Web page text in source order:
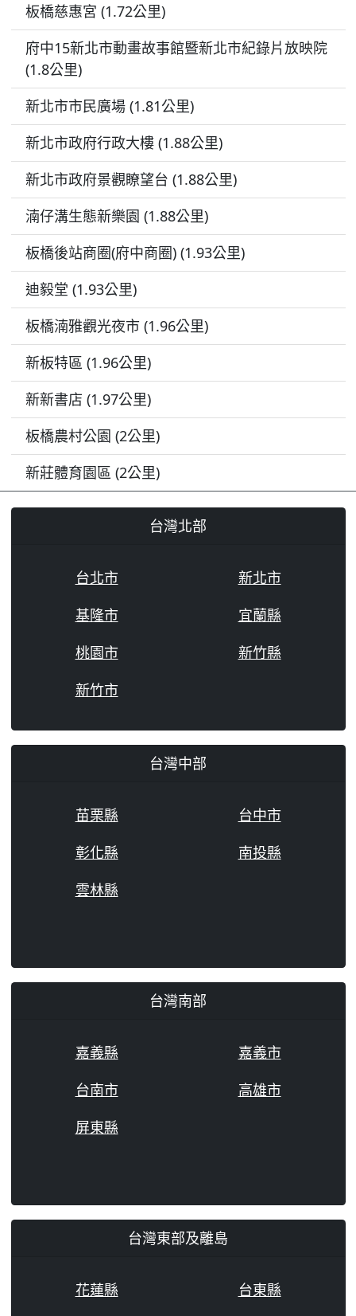
板橋慈惠宮 (1.72公里)
府中15新北市動畫故事館暨新北市紀錄片放映院
(1.8公里)
新北市市民廣場 (1.81公里)
新北市政府行政大樓 (1.88公里)
新北市政府景觀瞭望台 (1.88公里)
湳仔溝生態新樂園 (1.88公里)
板橋後站商圈(府中商圈) (1.93公里)
迪毅堂 (1.93公里)
板橋湳雅觀光夜市 (1.96公里)
新板特區 (1.96公里)
新新書店 (1.97公里)
板橋農村公園 (2公里)
新莊體育園區 (2公里)
台灣北部
台北市
新北市
基隆市
宜蘭縣
桃園市
新竹縣
新竹市
台灣中部
苗栗縣
台中市
彰化縣
南投縣
雲林縣
台灣南部
嘉義縣
嘉義市
台南市
高雄市
屏東縣
台灣東部及離島
花蓮縣 台東縣